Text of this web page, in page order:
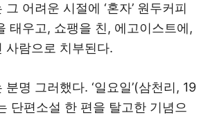
어려운 시절에 ‘혼자’ 원두커피
태우고, 쇼팽을 친, 에고이스트에,
사람으로 치부된다.
명 그러했다. ‘일요일’(삼천리, 19
단편소설 한 편을 탈고한 기념으